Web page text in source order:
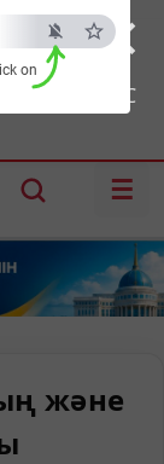
×
ESC
on
Шымкент:32°C
☰
және